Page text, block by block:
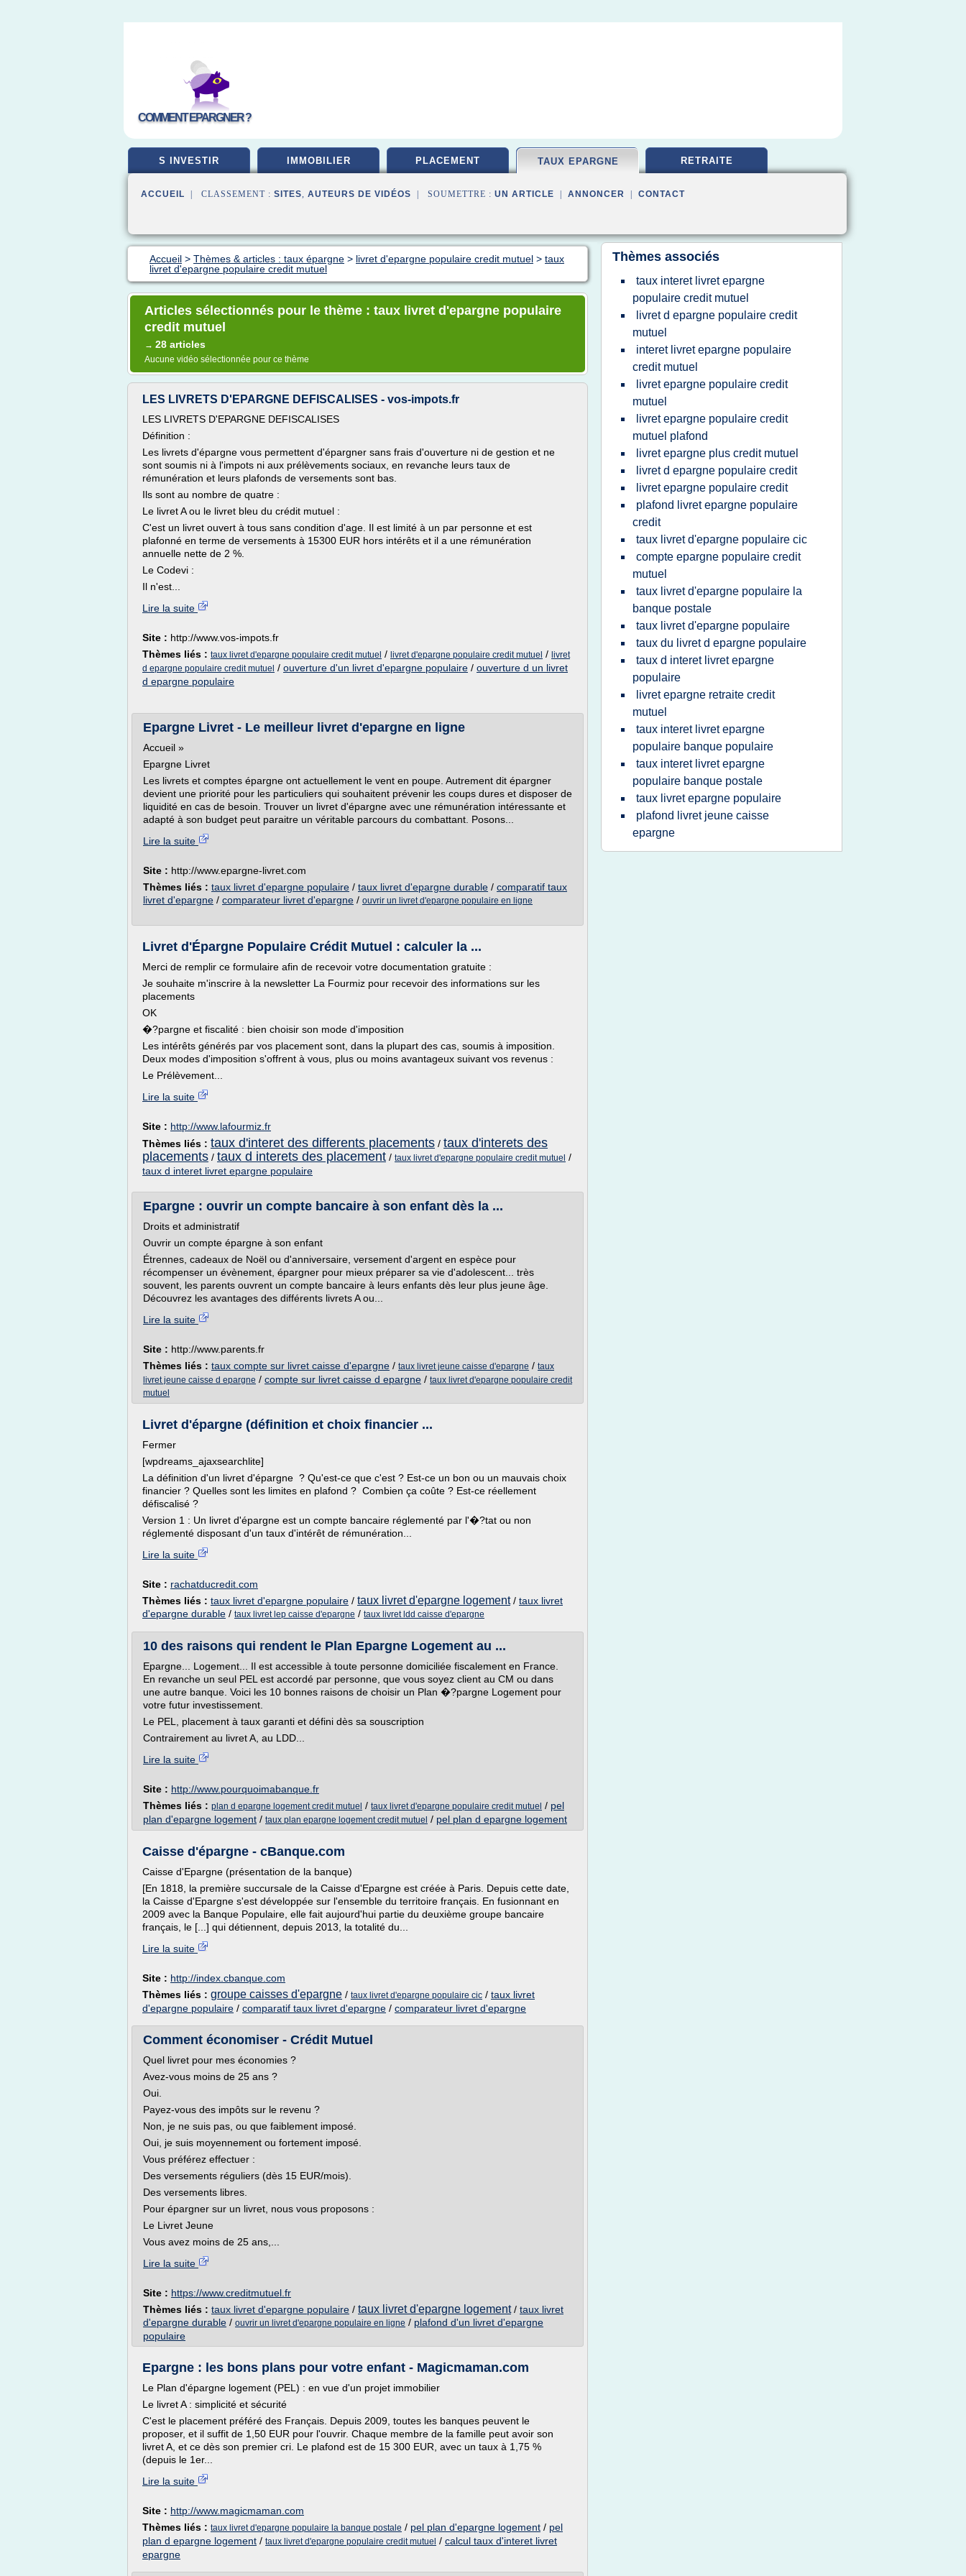
COMMENT EPARGNER ?
S INVESTIR IMMOBILIER PLACEMENT TAUX EPARGNE RETRAITE
ACCUEIL | CLASSEMENT : SITES, AUTEURS DE VIDÉOS | SOUMETTRE : UN ARTICLE ANNONCER CONTACT
Accueil > Thèmes & articles : taux épargne > livret d'epargne populaire credit mutuel > taux
livret d'epargne populaire credit mutuel
Articles sélectionnés pour le thème : taux livret d'epargne populaire
credit mutuel
→ 28 articles
Aucune vidéo sélectionnée pour ce thème
LES LIVRETS D'EPARGNE DEFISCALISES - vos-impots.fr
LES LIVRETS D'EPARGNE DEFISCALISES
Définition :
Les livrets d'épargne vous permettent d'épargner sans frais d'ouverture ni de gestion et ne
sont soumis ni à l'impots ni aux prélèvements sociaux, en revanche leurs taux de
rémunération et leurs plafonds de versements sont bas.
Ils sont au nombre de quatre :
Le livret A ou le livret bleu du crédit mutuel :
C'est un livret ouvert à tous sans condition d'age. Il est limité à un par personne et est
plafonné en terme de versements à 15300 EUR hors intérêts et il a une rémunération
annuelle nette de 2 %.
Le Codevi :
Il n'est...
Lire la suite
Site : http://www.vos-impots.fr
Thèmes liés : taux livret d'epargne populaire credit mutuel / livret d'epargne populaire credit mutuel / livret
d epargne populaire credit mutuel / ouverture d'un livret d'epargne populaire / ouverture d un livret
d epargne populaire
Epargne Livret - Le meilleur livret d'epargne en ligne
Accueil »
Epargne Livret
Les livrets et comptes épargne ont actuellement le vent en poupe. Autrement dit épargner
devient une priorité pour les particuliers qui souhaitent prévenir les coups dures et disposer de
liquidité en cas de besoin. Trouver un livret d'épargne avec une rémunération intéressante et
adapté à son budget peut paraitre un véritable parcours du combattant. Posons...
Lire la suite
Site : http://www.epargne-livret.com
Thèmes liés : taux livret d'epargne populaire / taux livret d'epargne durable / comparatif taux
livret d'epargne / comparateur livret d'epargne / ouvrir un livret d'epargne populaire en ligne
Livret d'Épargne Populaire Crédit Mutuel : calculer la ...
Merci de remplir ce formulaire afin de recevoir votre documentation gratuite :
Je souhaite m'inscrire à la newsletter La Fourmiz pour recevoir des informations sur les
placements
OK
�?pargne et fiscalité : bien choisir son mode d'imposition
Les intérêts générés par vos placement sont, dans la plupart des cas, soumis à imposition.
Deux modes d'imposition s'offrent à vous, plus ou moins avantageux suivant vos revenus :
Le Prélèvement...
Lire la suite
Site : http://www.lafourmiz.fr
Thèmes liés : taux d'interet des differents placements / taux d'interets des
placements / taux d interets des placement / taux livret d'epargne populaire credit mutuel /
taux d interet livret epargne populaire
Epargne : ouvrir un compte bancaire à son enfant dès la ...
Droits et administratif
Ouvrir un compte épargne à son enfant
Étrennes, cadeaux de Noël ou d'anniversaire, versement d'argent en espèce pour
récompenser un évènement, épargner pour mieux préparer sa vie d'adolescent... très
souvent, les parents ouvrent un compte bancaire à leurs enfants dès leur plus jeune âge.
Découvrez les avantages des différents livrets A ou...
Lire la suite
Site : http://www.parents.fr
Thèmes liés : taux compte sur livret caisse d'epargne / taux livret jeune caisse d'epargne / taux
livret jeune caisse d epargne / compte sur livret caisse d epargne / taux livret d'epargne populaire credit
mutuel
Livret d'épargne (définition et choix financier ...
Fermer
[wpdreams_ajaxsearchlite]
La définition d'un livret d'épargne ? Qu'est-ce que c'est ? Est-ce un bon ou un mauvais choix
financier ? Quelles sont les limites en plafond ? Combien ça coûte ? Est-ce réellement
défiscalisé ?
Version 1 : Un livret d'épargne est un compte bancaire réglementé par l'�?tat ou non
réglementé disposant d'un taux d'intérêt de rémunération...
Lire la suite
Site : rachatducredit.com
Thèmes liés : taux livret d'epargne populaire / taux livret d'epargne logement/ taux livret
d'epargne durable / taux livret lep caisse d'epargne / taux livret ldd caisse d'epargne
10 des raisons qui rendent le Plan Epargne Logement au ...
Epargne... Logement... Il est accessible à toute personne domiciliée fiscalement en France.
En revanche un seul PEL est accordé par personne, que vous soyez client au CM ou dans
une autre banque. Voici les 10 bonnes raisons de choisir un Plan �?pargne Logement pour
votre futur investissement.
Le PEL, placement à taux garanti et défini dès sa souscription
Contrairement au livret A, au LDD...
Lire la suite
Site : http://www.pourquoimabanque.fr
Thèmes liés : plan d epargne logement credit mutuel / taux livret d'epargne populaire credit mutuel / pel
plan d'epargne logement / taux plan epargne logement credit mutuel / pel plan d epargne logement
Caisse d'épargne - cBanque.com
Caisse d'Epargne (présentation de la banque)
[En 1818, la première succursale de la Caisse d'Epargne est créée à Paris. Depuis cette date,
la Caisse d'Epargne s'est développée sur l'ensemble du territoire français. En fusionnant en
2009 avec la Banque Populaire, elle fait aujourd'hui partie du deuxième groupe bancaire
français, le [...] qui détiennent, depuis 2013, la totalité du...
Lire la suite
Site : http://index.cbanque.com
Thèmes liés : groupe caisses d'epargne / taux livret d'epargne populaire cic / taux livret
d'epargne populaire / comparatif taux livret d'epargne / comparateur livret d'epargne
Comment économiser - Crédit Mutuel
Quel livret pour mes économies ?
Avez-vous moins de 25 ans ?
Oui.
Payez-vous des impôts sur le revenu ?
Non, je ne suis pas, ou que faiblement imposé.
Oui, je suis moyennement ou fortement imposé.
Vous préférez effectuer :
Des versements réguliers (dès 15 EUR/mois).
Des versements libres.
Pour épargner sur un livret, nous vous proposons :
Le Livret Jeune
Vous avez moins de 25 ans,...
Lire la suite
Site : https://www.creditmutuel.fr
Thèmes liés : taux livret d'epargne populaire / taux livret d'epargne logement/ taux livret
d'epargne durable / ouvrir un livret d'epargne populaire en ligne / plafond d'un livret d'epargne
populaire
Epargne : les bons plans pour votre enfant - Magicmaman.com
Le Plan d'épargne logement (PEL) : en vue d'un projet immobilier
Le livret A : simplicité et sécurité
C'est le placement préféré des Français. Depuis 2009, toutes les banques peuvent le
proposer, et il suffit de 1,50 EUR pour l'ouvrir. Chaque membre de la famille peut avoir son
livret A, et ce dès son premier cri. Le plafond est de 15 300 EUR, avec un taux à 1,75 %
(depuis le 1er...
Lire la suite
Site : http://www.magicmaman.com
Thèmes liés : taux livret d'epargne populaire la banque postale / pel plan d'epargne logement / pel
plan d epargne logement / taux livret d'epargne populaire credit mutuel / calcul taux d'interet livret
epargne
Thèmes associés
taux interet livret epargne
populaire credit mutuel
livret d epargne populaire credit
mutuel
interet livret epargne populaire
credit mutuel
livret epargne populaire credit
mutuel
livret epargne populaire credit
mutuel plafond
livret epargne plus credit mutuel
livret d epargne populaire credit
livret epargne populaire credit
plafond livret epargne populaire
credit
taux livret d'epargne populaire cic
compte epargne populaire credit
mutuel
taux livret d'epargne populaire la
banque postale
taux livret d'epargne populaire
taux du livret d epargne populaire
taux d interet livret epargne
populaire
livret epargne retraite credit
mutuel
taux interet livret epargne
populaire banque populaire
taux interet livret epargne
populaire banque postale
taux livret epargne populaire
plafond livret jeune caisse
epargne